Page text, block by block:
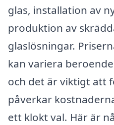
glas, installation av
produktion av
glaslösningar.
kan variera
och det är viktigt att
påverkar
ett klokt val. Här är